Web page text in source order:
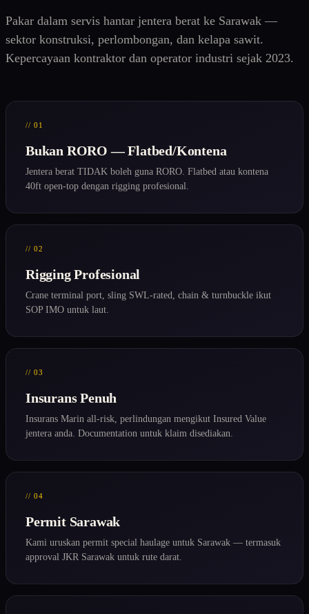
Pakar dalam servis hantar jentera berat ke Sarawak —
sektor konstruksi, perlombongan, dan kelapa sawit.
Kepercayaan kontraktor dan operator industri sejak 2023.
// 01
Bukan RORO — Flatbed/Kontena
Jentera berat TIDAK boleh guna RORO. Flatbed atau kontena
40ft open-top dengan rigging profesional.
// 02
Rigging Profesional
Crane terminal port, sling SWL-rated, chain & turnbuckle ikut
SOP IMO untuk laut.
// 03
Insurans Penuh
Insurans Marin all-risk, perlindungan mengikut Insured Value
jentera anda. Documentation untuk klaim disediakan.
// 04
Permit Sarawak
Kami uruskan permit special haulage untuk Sarawak — termasuk
approval JKR Sarawak untuk rute darat.